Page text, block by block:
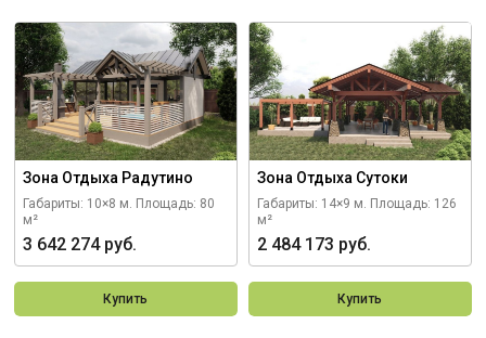
Зона Отдыха Радутино
Габариты: 10×8 м. Площадь: 80
м²
3 642 274 руб.
Купить
Зона Отдыха Сутоки
Габариты: 14×9 м. Площадь: 126
м²
2 484 173 руб.
Купить